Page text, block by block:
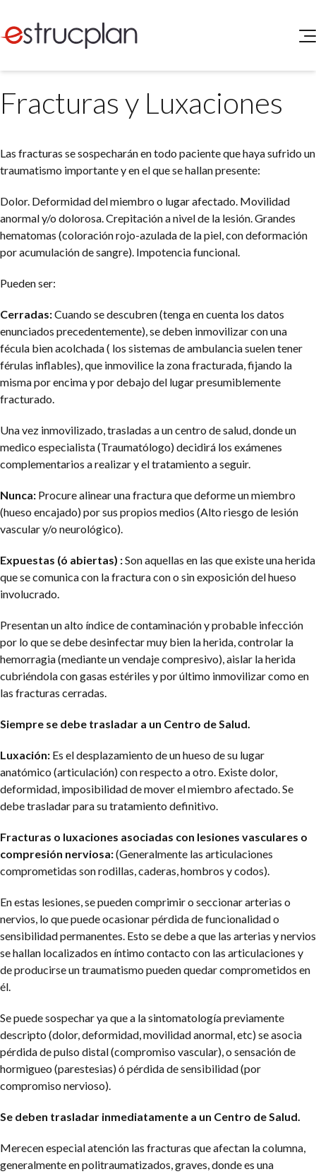
SERVICIOS
Medio Ambiente
Legislación
Portal de Clientes
Matriz Premium
Matriz Profesional
ELEG
Fracturas y Luxaciones
Las fracturas se sospecharán en todo paciente que haya sufrido un
traumatismo importante y en el que se hallan presente:
Dolor. Deformidad del miembro o lugar afectado. Movilidad
anormal y/o dolorosa.Crepitación a nivel de la lesión.Grandes
hematomas (coloración rojo-azulada de la piel, con deformación
por acumulación de sangre). Impotencia funcional.
Pueden ser:
Cerradas:Cuando se descubren (tenga en cuenta los datos
enunciados precedentemente), se deben inmovilizar con una
fécula bien acolchada ( los sistemas de ambulancia suelen tener
férulas inflables), que inmovilice la zona fracturada, fijando la
misma por encima y por debajo del lugar presumiblemente
fracturado.
Una vez inmovilizado, trasladas a un centro de salud, donde un
medico especialista (Traumatólogo) decidirá los exámenes
complementarios a realizar y el tratamiento a seguir.
Nunca: Procure alinear una fractura que deforme un miembro
(hueso encajado) por sus propios medios (Alto riesgo de lesión
vascular y/o neurológico).
Expuestas (ó abiertas) :Son aquellas en las que existe una herida
que se comunica con la fractura con o sin exposición del hueso
involucrado.
Presentan un alto índice de contaminación y probable infección
por lo que se debe desinfectar muy bien la herida, controlar la
hemorragia (mediante un vendaje compresivo), aislar la herida
cubriéndola con gasas estériles y por último inmovilizar como en
las fracturas cerradas.
Siempre se debe trasladar a un Centro de Salud.
Luxación: Es el desplazamiento de un hueso de su lugar
anatómico (articulación) con respecto a otro. Existe dolor,
deformidad, imposibilidad de mover el miembro afectado. Se
debe trasladar para su tratamiento definitivo.
Fracturas o luxaciones asociadas con lesiones vasculares o
compresión nerviosa:(Generalmente las articulaciones
comprometidas son rodillas, caderas, hombros y codos).
En estas lesiones, se pueden comprimir o seccionar arterias o
nervios, lo que puede ocasionar pérdida de funcionalidad o
sensibilidad permanentes. Esto se debe a que las arterias y nervios
se hallan localizados en íntimo contacto con las articulaciones y
de producirse un traumatismo pueden quedar comprometidos en
él.
Se puede sospechar ya que a la sintomatología previamente
descripto (dolor, deformidad, movilidad anormal, etc) se asocia
pérdida de pulso distal (compromiso vascular), o sensación de
hormigueo (parestesias) ó pérdida de sensibilidad (por
compromiso nervioso).
Se deben trasladar inmediatamente a un Centro de Salud.
Merecen especial atención las fracturas que afectan la columna,
generalmente en politraumatizados, graves, donde es una